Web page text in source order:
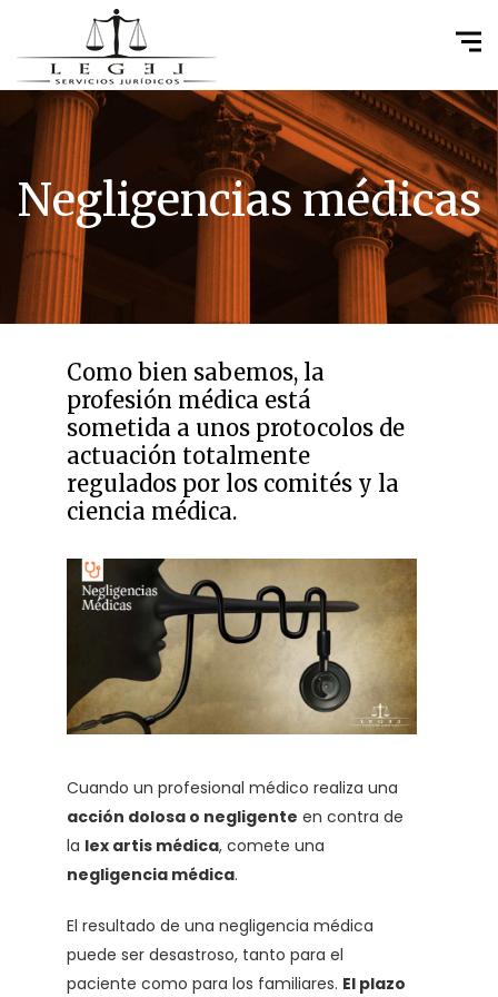
Negligencias médicas
Como bien sabemos, la
profesión médica está
sometida a unos protocolos de
actuación totalmente
regulados por los comités y la
ciencia médica.
Cuando un profesional médico realiza una
acción dolosa o negligente en contra de
la lex artis médica, comete una
negligencia médica.
El resultado de una negligencia médica
puede ser desastroso, tanto para el
paciente como para los familiares. El plazo